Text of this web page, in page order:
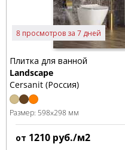
8 просмотров за 7 дней
Плитка для ванной
Landscape
Cersanit (Россия)
Размер: 598x298 мм
от 1210 руб./м2